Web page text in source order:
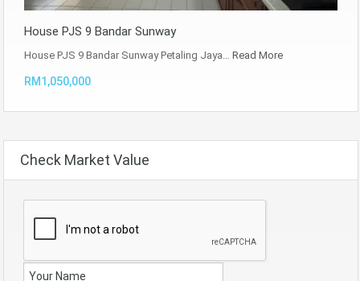
House PJS 9 Bandar Sunway
House PJS 9 Bandar Sunway Petaling Jaya… Read More
RM1,050,000
Check Market Value